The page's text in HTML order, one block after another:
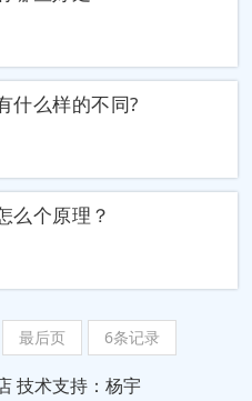
什么样的不同?
么个原理？
最后页 6条记录
技术支持：杨宇